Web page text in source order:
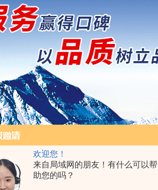
欢迎您！
来自局域网的朋友！有什么可以帮
助您的吗？